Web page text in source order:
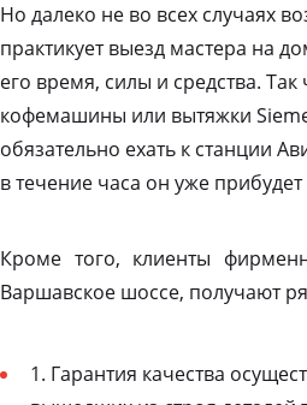
Но далеко не во всех случаях
практикует выезд мастера на
его время, силы и средства.
кофемашины или вытяжки
обязательно ехать к станции
в течение часа он уже
Кроме того, клиенты
Варшавское шоссе, получают
1. Гарантия качества